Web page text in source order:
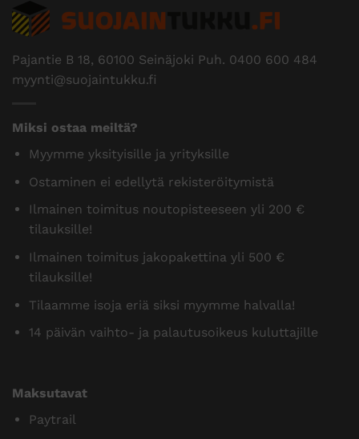
Pajantie B 18, 60100 Seinäjoki Puh. 0400 600 484
myynti@suojaintukku.fi
Miksi ostaa meiltä?
Myymme yksityisille ja yrityksille
Ostaminen ei edellytä rekisteröitymistä
Ilmainen toimitus noutopisteeseen yli 200 €
tilauksille!
Ilmainen toimitus jakopakettina yli 500 €
tilauksille!
Tilaamme isoja eriä siksi myymme halvalla!
14 päivän vaihto- ja palautusoikeus kuluttajille
Maksutavat
Paytrail